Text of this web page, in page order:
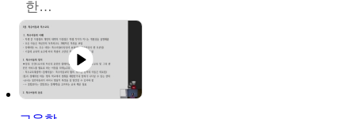
한국교육학술정보원